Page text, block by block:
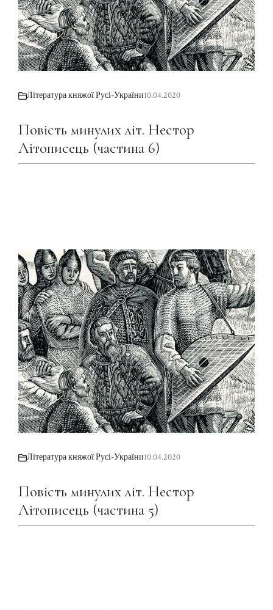
Література княжої Русі-України10.04.2020
Повість минулих літ. Нестор
Літописець (частина 6)
Література княжої Русі-України10.04.2020
Повість минулих літ. Нестор
Літописець (частина 5)